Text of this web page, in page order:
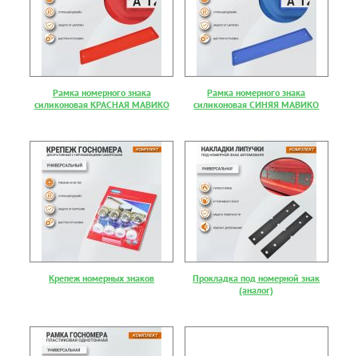
Рамка номерного знака
силиконовая КРАСНАЯ МАВИКО
Рамка номерного знака
силиконовая СИНЯЯ МАВИКО
Крепеж номерных знаков
Прокладка под номерной знак
(аналог)